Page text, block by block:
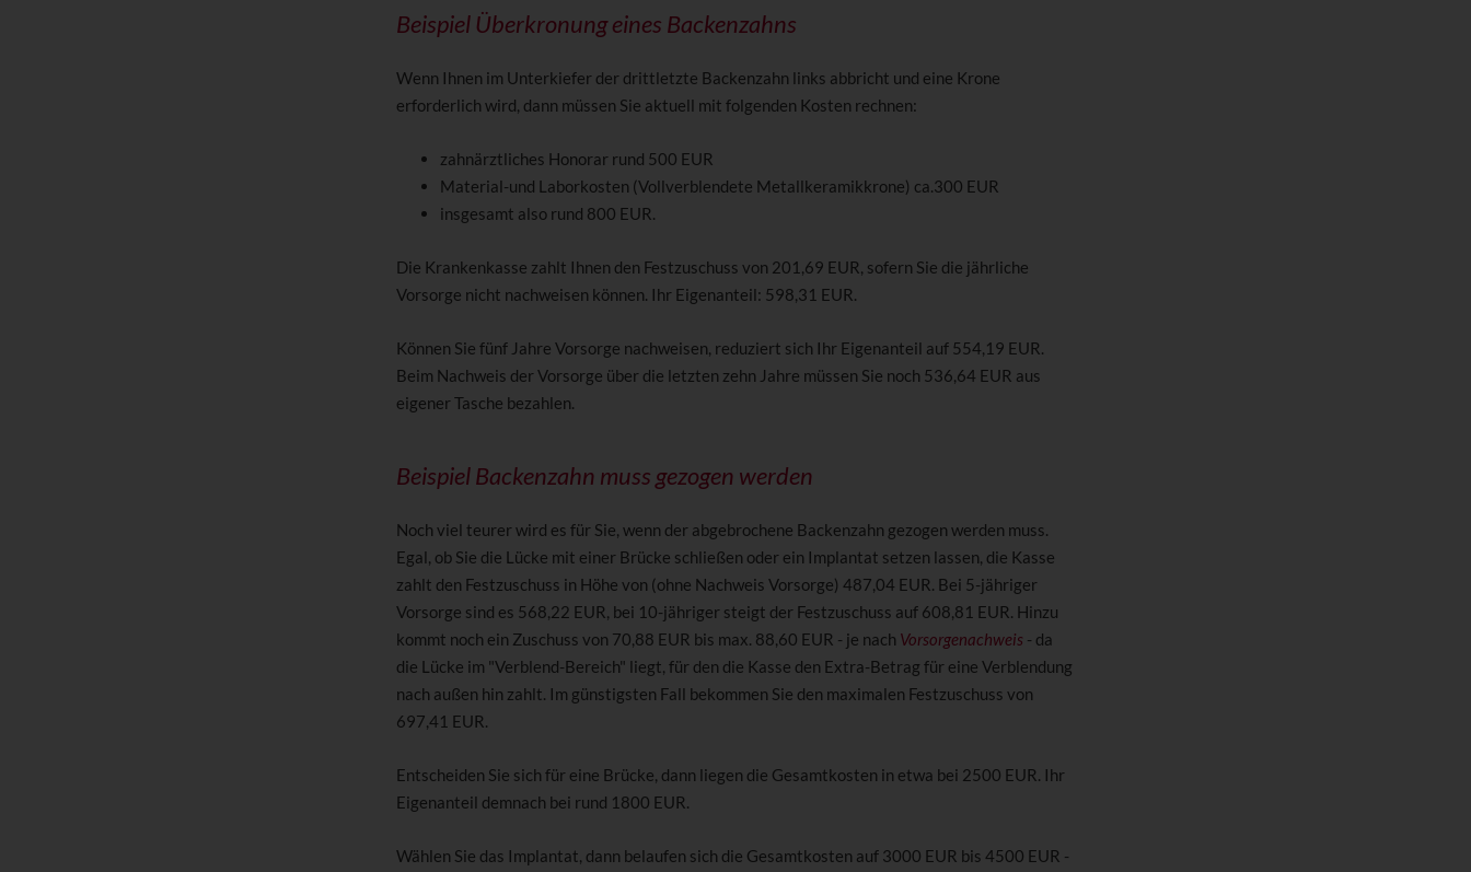
Beispiel Überkronung eines Backenzahns
Wenn Ihnen im Unterkiefer der drittletzte Backenzahn links abbricht und eine Krone
erforderlich wird, dann müssen Sie aktuell mit folgenden Kosten rechnen:
zahnärztliches Honorar rund 500 EUR
Material-und Laborkosten (Vollverblendete Metallkeramikkrone) ca.300 EUR
insgesamt also rund 800 EUR.
Die Krankenkasse zahlt Ihnen den Festzuschuss von 201,69 EUR, sofern Sie die jährliche
Vorsorge nicht nachweisen können. Ihr Eigenanteil: 598,31 EUR.
Können Sie fünf Jahre Vorsorge nachweisen, reduziert sich Ihr Eigenanteil auf 554,19 EUR.
Beim Nachweis der Vorsorge über die letzten zehn Jahre müssen Sie noch 536,64 EUR aus
eigener Tasche bezahlen.
Beispiel Backenzahn muss gezogen werden
Noch viel teurer wird es für Sie, wenn der abgebrochene Backenzahn gezogen werden muss.
Egal, ob Sie die Lücke mit einer Brücke schließen oder ein Implantat setzen lassen, die Kasse
zahlt den Festzuschuss in Höhe von (ohne Nachweis Vorsorge) 487,04 EUR. Bei 5-jähriger
Vorsorge sind es 568,22 EUR, bei 10-jähriger steigt der Festzuschuss auf 608,81 EUR. Hinzu
kommt noch ein Zuschuss von 70,88 EUR bis max. 88,60 EUR - je nach Vorsorgenachweis - da
die Lücke im "Verblend-Bereich" liegt, für den die Kasse den Extra-Betrag für eine Verblendung
nach außen hin zahlt. Im günstigsten Fall bekommen Sie den maximalen Festzuschuss von
697,41 EUR.
Entscheiden Sie sich für eine Brücke, dann liegen die Gesamtkosten in etwa bei 2500 EUR. Ihr
Eigenanteil demnach bei rund 1800 EUR.
Wählen Sie das Implantat, dann belaufen sich die Gesamtkosten auf 3000 EUR bis 4500 EUR -